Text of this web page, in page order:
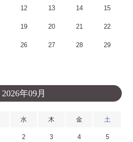
12 13 14 15
19 20 21 22
26 27 28 29
2026年09月
水 木 金 土
2 3 4 5